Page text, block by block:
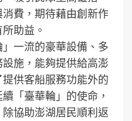
費，期待藉由創新作
助益。
一流的豪華設備、多
施，能夠提供給高澎
供客船服務功能外的
「臺華輪」的使命，
協助澎湖居民順利返